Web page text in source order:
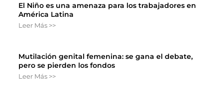
El Niño es una amenaza para los trabajadores en
América Latina
Leer Más >>
Mutilación genital femenina: se gana el debate,
pero se pierden los fondos
Leer Más >>